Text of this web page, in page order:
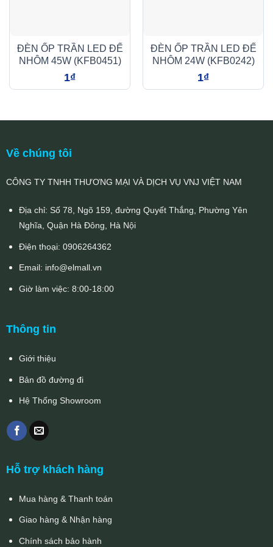
ĐÈN ỐP TRẦN LED ĐẾ
NHÔM 45W (KFB0451)
1₫
ĐÈN ỐP TRẦN LED ĐẾ
NHÔM 24W (KFB0242)
1₫
Về chúng tôi
CÔNG TY TNHH THƯƠNG MẠI VÀ DỊCH VỤ VNJ VIỆT NAM
Địa chỉ: Số 78, Ngõ 159, đường Quyết Thắng, Phường Yên
Nghĩa, Quận Hà Đông, Hà Nội
Điện thoại: 0906264362
Email: info@elmall.vn
Giờ làm việc: 8:00-18:00
Thông tin
Giới thiệu
Bản đồ đường đi
Hệ Thống Showroom
Hỗ trợ khách hàng
Mua hàng & Thanh toán
Giao hàng & Nhận hàng
Chính sách bảo hành